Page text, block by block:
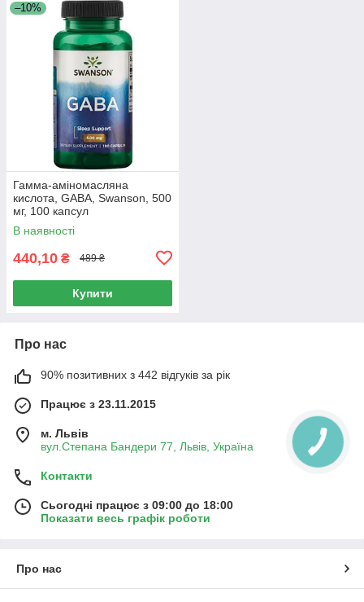
–10%
Гамма-аміномасляна
кислота, GABA, Swanson, 500
мг, 100 капсул
В наявності
440,10 ₴ 489 ₴
Купити
Про нас
90% позитивних з 442 відгуків за рік
Працює з 23.11.2015
м. Львів
вул.Степана Бандери 77, Львів, Україна
Контакти
Сьогодні працює з 09:00 до 18:00
Показати весь графік роботи
Про нас